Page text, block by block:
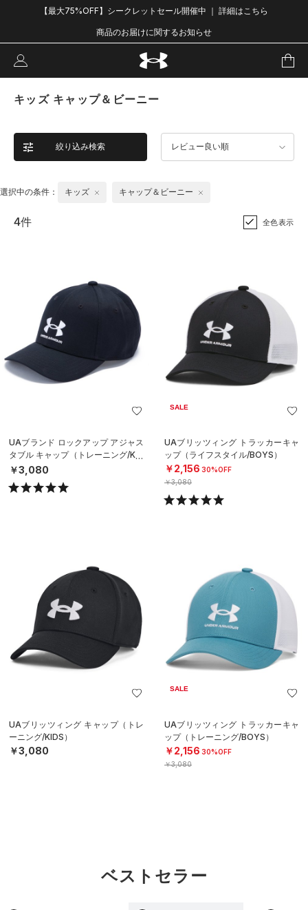
【最大75%OFF】シークレットセール開催中 ｜ 詳細はこちら
商品のお届けに関するお知らせ
キッズ キャップ＆ビーニー
絞り込み検索 レビュー良い順
選択中の条件： キッズ キャップ＆ビーニー
4件 全色表示
UAブランド ロックアップ アジャス
タブル キャップ（トレーニング/KID
S）
￥3,080
SALE
UAブリッツィング トラッカーキャ
ップ（ライフスタイル/BOYS）
￥2,156 30%OFF
￥3,080
UAブリッツィング キャップ（トレ
ーニング/KIDS）
￥3,080
SALE
UAブリッツィング トラッカーキャ
ップ（トレーニング/BOYS）
￥2,156 30%OFF
￥3,080
ベストセラー